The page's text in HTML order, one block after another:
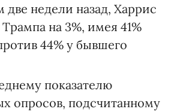
две недели назад, Харрис
Трампа на 3%, имея 41%
44% у бывшего
показателю
опросов, подсчитанному